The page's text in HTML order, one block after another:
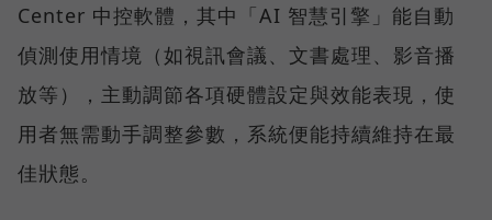
Center 中控軟體，其中「AI 智慧引擎」能自動
偵測使用情境（如視訊會議、文書處理、影音播
放等），主動調節各項硬體設定與效能表現，使
用者無需動手調整參數，系統便能持續維持在最
佳狀態。